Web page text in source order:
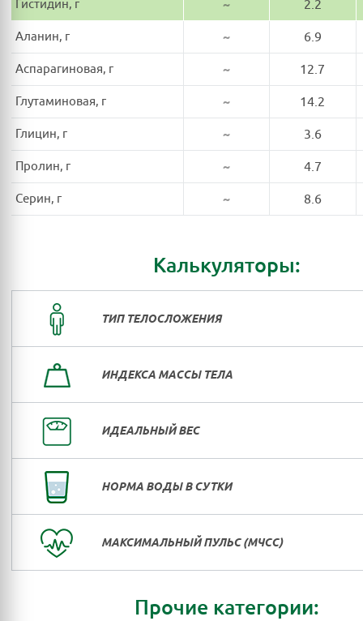
Гистидин, г ~ 2.2
Аланин, г ~ 6.9
Аспарагиновая, г ~ 12.7
Глутаминовая, г ~ 14.2
Глицин, г ~ 3.6
Пролин, г ~ 4.7
Серин, г ~ 8.6
Калькуляторы:
ТИП ТЕЛОСЛОЖЕНИЯ
ИНДЕКСА МАССЫ ТЕЛА
ИДЕАЛЬНЫЙ ВЕС
НОРМА ВОДЫ В СУТКИ
МАКСИМАЛЬНЫЙ ПУЛЬС (МЧСС)
Прочие категории: